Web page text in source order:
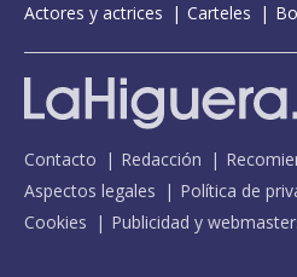
Actores y actrices
Carteles
Contacto Redacción
Aspectos legales
Política de
Cookies
Publicidad y